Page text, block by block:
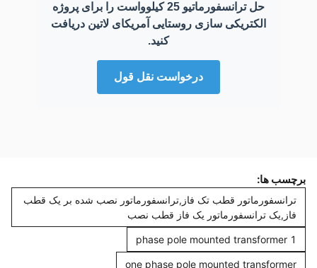
حل ترانسفورماتیو 25 کیلوواست را برای پروژه
الکتریکی سازی روستایی آمریکای لاتین دریافت
کنید.
درخواست نقل قول
برچسب ها:
ترانسفورماتور قطب تک فاز,ترانسفورماتور نصب شده بر یک قطب
فاز,یک ترانسفورماتور یک فاز قطب نصب
1 phase pole mounted transformer
one phase pole mounted transformer